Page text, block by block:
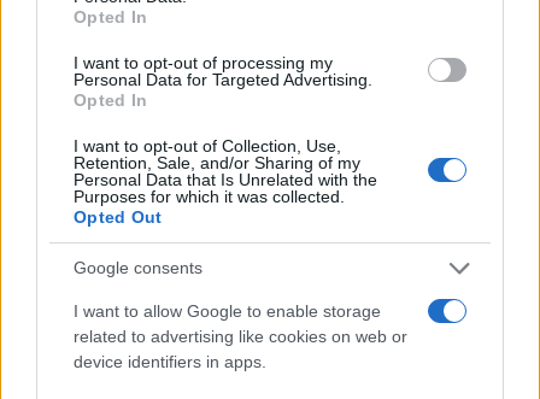
Opted In
I want to opt-out of processing my
Personal Data for Targeted Advertising.
Opted In
I want to opt-out of Collection, Use,
Retention, Sale, and/or Sharing of my
Personal Data that Is Unrelated with the
Purposes for which it was collected.
Opted Out
Google consents
I want to allow Google to enable storage
related to advertising like cookies on web or
device identifiers in apps.
Ανεπίσημες τιμές ταξινομήσεων
Εθνική Παίδων: Ξέσπασε 86-63 στη Γεωργία, αλλά
αποχώρησε τραυματίας ο Σπανός